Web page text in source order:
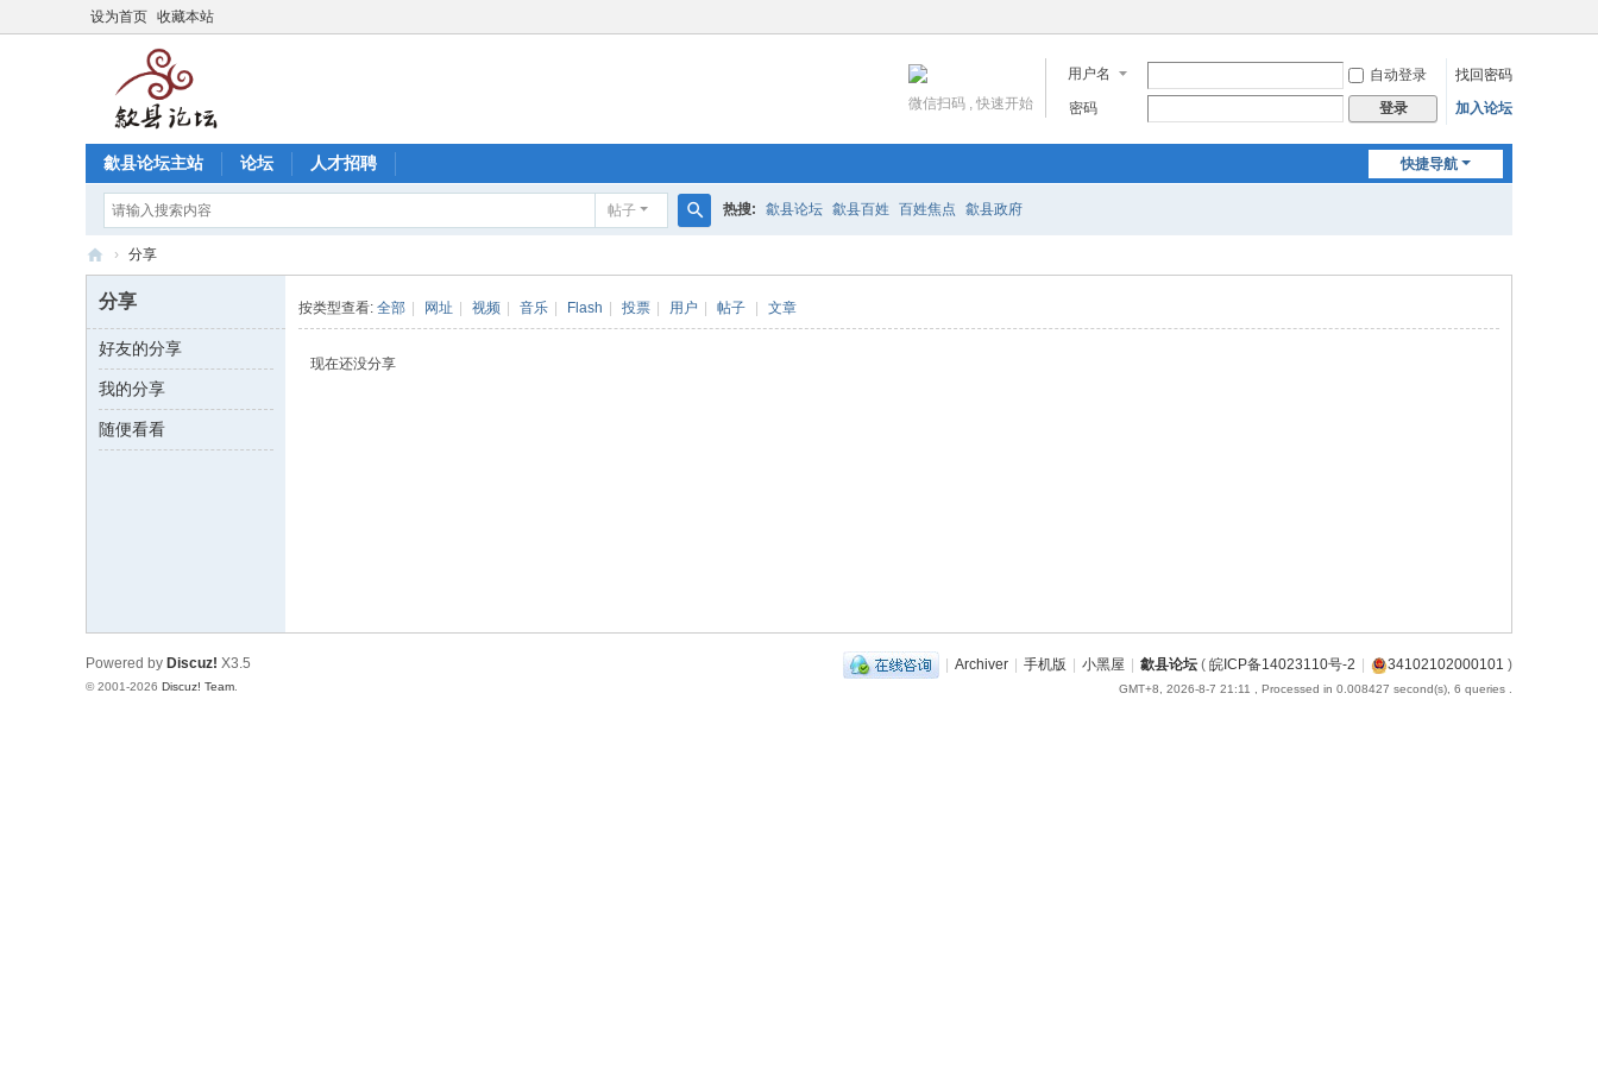
设为首页 收藏本站
用户名 自动登录
找回密码
密码
登录 加入论坛
微信扫码 , 快速开始
快捷导航
歙县论坛主站 论坛 人才招聘
帖子
索
热搜: 歙县论坛 歙县百姓 百姓焦点 歙县政府
论
坛
值
得
› 分享
分享
好友的分享
我的分享
随便看看
按类型查看: 全部 网址 视频 音乐 Flash 投票 用户 帖子 文章
现在还没分享
| Archiver | 手机版 | 小黑屋 | 歙县论坛 ( 皖ICP备14023110号-2 | 34102102000101 )
GMT+8, 2026-8-7 21:11 , Processed in 0.008427 second(s), 6 queries .
Powered by Discuz! X3.5
© 2001-2026 Discuz! Team